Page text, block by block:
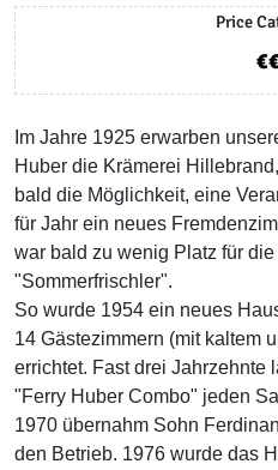
Price
Im Jahre 1925 erwarben
Huber die Krämerei
bald die Möglichkeit, eine
für Jahr ein neues
war bald zu wenig Platz für
"Sommerfrischler".
So wurde 1954 ein neues
14 Gästezimmern (mit kaltem
errichtet. Fast drei Jahrzehnte
"Ferry Huber Combo" jeden
1970 übernahm Sohn
den Betrieb. 1976 wurde das